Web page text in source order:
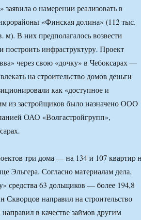
о намерении реализовать в
«Финская долина» (112 тыс.
В них предполагалось возвести
инфраструктуру. Проект
через свою «дочку» в Чебоксарах —
на строительство домов деньги
как «доступное и
из застройщиков было назначено ООО
ОАО «Волгастройгрупп»,
три дома — на 134 и 107 квартир
Эльгера. Согласно материалам дела,
средства 63 дольщиков — более 194,8
Скворцов направил на строительство
в качестве займов другим